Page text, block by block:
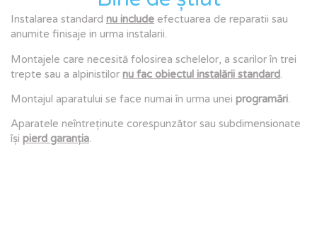
Instalarea standard nu include efectuarea de reparatii sau
anumite finisaje in urma instalarii.
Montajele care necesită folosirea schelelor, a scarilor în trei
trepte sau a alpinistilor nu fac obiectul instalării standard.
Montajul aparatului se face numai în urma unei programări.
Aparatele neîntreținute corespunzător sau subdimensionate
își pierd garanția.